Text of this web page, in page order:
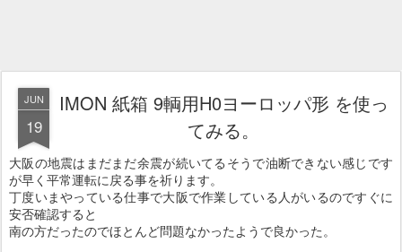
JUN
19
IMON 紙箱 9輌用H0ヨーロッパ形 を使っ
てみる。
大阪の地震はまだまだ余震が続いてるそうで油断できない感じです
が早く平常運転に戻る事を祈ります。
丁度いまやっている仕事で大阪で作業している人がいるのですぐに
安否確認すると
南の方だったのでほとんど問題なかったようで良かった。